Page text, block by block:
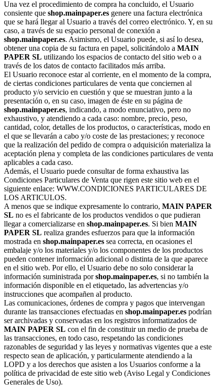
Una vez el procedimiento de compra ha concluido, el Usuario
consiente que shop.mainpaper.es genere una factura electrónica
que se hará llegar al Usuario a través del correo electrónico. Y, en su
caso, a través de su espacio personal de conexión a
shop.mainpaper.es. Asimismo, el Usuario puede, si así lo desea,
obtener una copia de su factura en papel, solicitándolo a MAIN
PAPER SL utilizando los espacios de contacto del sitio web o a
través de los datos de contacto facilitados más arriba.
El Usuario reconoce estar al corriente, en el momento de la compra,
de ciertas condiciones particulares de venta que conciernen al
producto y/o servicio en cuestión y que se muestran junto a la
presentación o, en su caso, imagen de éste en su página de
shop.mainpaper.es, indicando, a modo enunciativo, pero no
exhaustivo, y atendiendo a cada caso: nombre, precio, peso,
cantidad, color, detalles de los productos, o características, modo en
el que se llevarán a cabo y/o coste de las prestaciones; y reconoce
que la realización del pedido de compra o adquisición materializa la
aceptación plena y completa de las condiciones particulares de venta
aplicables a cada caso.
Además, el Usuario puede consultar de forma exhaustiva las
Condiciones Particulares de Venta que rigen este sitio web en el
siguiente enlace: WWW.CONDICIONES PARTICULARES DE
LOS ARTICULOS.
A menos que se indique expresamente lo contrario, MAIN PAPER
SL no es el fabricante de los productos vendidos o que pudieran
llegar a comercializarse en shop.mainpaper.es. Si bien MAIN
PAPER SL realiza grandes esfuerzos para que la información
mostrada en shop.mainpaper.es sea correcta, en ocasiones el
embalaje y/o los materiales y/o los componentes de los productos
pueden contener información adicional o distinta de la que aparece
en el sitio web. Por ello, el Usuario debe no solo considerar la
información suministrada porshop.mainpaper.es, si no también la
información disponible en el etiquetado, las advertencias y/o
instrucciones que acompañen al producto.
Las comunicaciones, órdenes de compra y pagos que intervengan
durante las transacciones efectuadas en shop.mainpaper.es podrían
ser archivadas y conservadas en los registros informatizados de
MAIN PAPER SL con el fin de constituir un medio de prueba de
las transacciones, en todo caso, respetando las condiciones
razonables de seguridad y las leyes y normativas vigentes que a este
respecto sean de aplicación, y particularmente atendiendo a la
LOPD y a los derechos que asisten a los Usuarios conforme a la
política de privacidad de este sitio web (Aviso Legal y Condiciones
Generales de Uso).